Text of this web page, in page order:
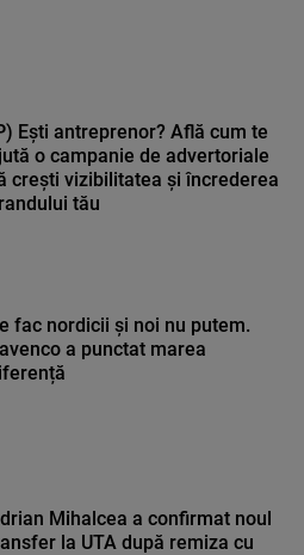
Ești antreprenor? Află cum te
o campanie de advertoriale
crești vizibilitatea și încrederea
tău
fac nordicii și noi nu putem.
a punctat marea
Mihalcea a confirmat noul
la UTA după remiza cu